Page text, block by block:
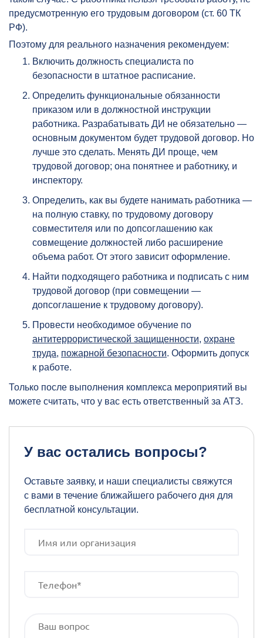
предусмотренную его трудовым договором (ст. 60 ТК
РФ).
Поэтому для реального назначения рекомендуем:
Включить должность специалиста по
безопасности в штатное расписание.
Определить функциональные обязанности
приказом или в должностной инструкции
работника. Разрабатывать ДИ не обязательно —
основным документом будет трудовой договор. Но
лучше это сделать. Менять ДИ проще, чем
трудовой договор; она понятнее и работнику, и
инспектору.
Определить, как вы будете нанимать работника —
на полную ставку, по трудовому договору
совместителя или по допсоглашению как
совмещение должностей либо расширение
объема работ. От этого зависит оформление.
Найти подходящего работника и подписать с ним
трудовой договор (при совмещении —
допсоглашение к трудовому договору).
Провести необходимое обучение по
антитеррористической защищенности, охране
труда, пожарной безопасности. Оформить допуск
к работе.
Только после выполнения комплекса мероприятий вы
можете считать, что у вас есть ответственный за АТЗ.
У вас остались вопросы?
Оставьте заявку, и наши специалисты свяжутся
с вами в течение ближайшего рабочего дня для
бесплатной консультации.